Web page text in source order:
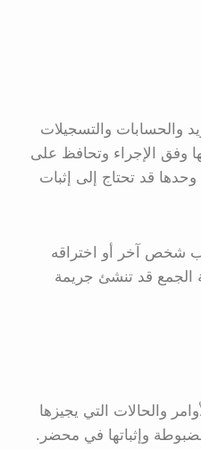
والحسابات والتسجيلات
وفق الإجراء وتحافظ على
قد تحتاج إلى إثبات
شخص آخر أو اختراقه
الجمع قد تنشئ جريمة
والحالات التي يجيزها
وإثباتها في محضر.